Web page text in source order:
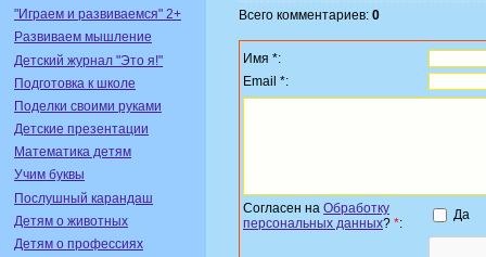
"Играем и развиваемся" 2+
Развиваем мышление
Детский журнал "Это я!"
Подготовка к школе
Поделки своими руками
Детские презентации
Математика детям
Учим буквы
Послушный карандаш
Детям о животных
Детям о профессиях
Всего комментариев: 0
Имя *:
Email *:
Согласен на Обработку
персональных данных? *:
Да